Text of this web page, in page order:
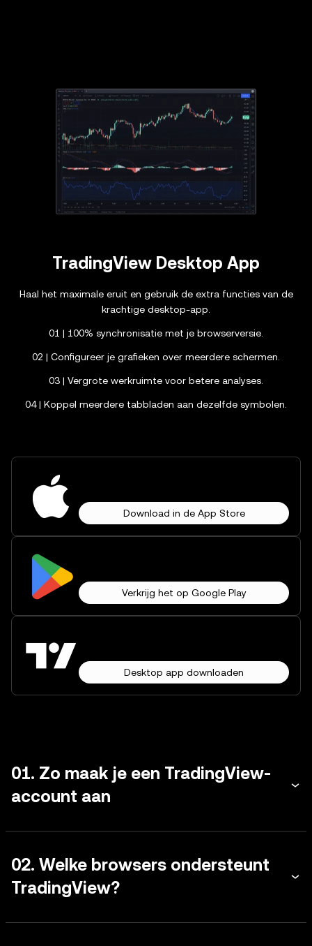
TradingView Desktop App
Haal het maximale eruit en gebruik de extra functies van de
krachtige desktop-app.
01 | 100% synchronisatie met je browserversie.
02 | Configureer je grafieken over meerdere schermen.
03 | Vergrote werkruimte voor betere analyses.
04 | Koppel meerdere tabbladen aan dezelfde symbolen.
Download in de App Store
Verkrijg het op Google Play
Desktop app downloaden
01. Zo maak je een TradingView-
account aan
02. Welke browsers ondersteunt
TradingView?